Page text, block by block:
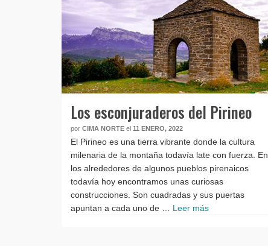
Los esconjuraderos del Pirineo
por CIMA NORTE el 11 ENERO, 2022
El Pirineo es una tierra vibrante donde la cultura
milenaria de la montaña todavía late con fuerza. En
los alrededores de algunos pueblos pirenaicos
todavía hoy encontramos unas curiosas
construcciones. Son cuadradas y sus puertas
apuntan a cada uno de … Leer más